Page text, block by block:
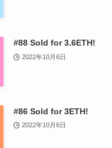
#88 Sold for 3.6ETH!
2022年10月6日
#86 Sold for 3ETH!
2022年10月6日